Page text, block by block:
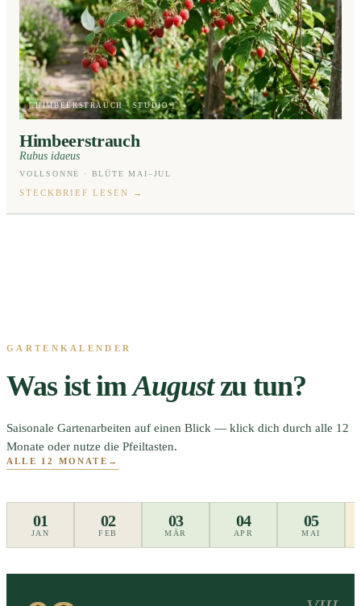
[ HIMBEERSTRAUCH · STUDIO ]
Himbeerstrauch
Rubus idaeus
VOLLSONNE · BLÜTE MAI–JUL
STECKBRIEF LESEN →
GARTENKALENDER
Was ist imAugustzu tun?
Saisonale Gartenarbeiten auf einen Blick — klick dich durch alle 12
Monate oder nutze die Pfeiltasten.
ALLE 12 MONATE →
01
JAN
02
FEB
03
MÄR
04
APR
05
MAI